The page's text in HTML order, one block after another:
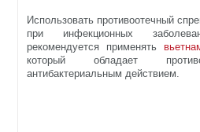
Использовать противоотечный
при инфекционных
рекомендуется применять
который обладает
антибактериальным действием.